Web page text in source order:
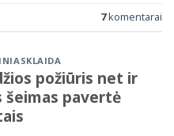
7komentarai
požiūris net ir
šeimas pavertė